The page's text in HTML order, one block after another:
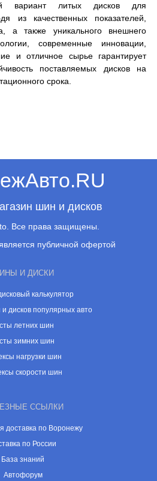
вариант литых дисков для
из качественных показателей,
а также уникального внешнего
современные инновации,
и отличное сырье гарантирует
поставляемых дисков на
срока.
шин и дисков
Все права защищены.
публичной офертой
И ДИСКИ
калькулятор
дисков популярных авто
летних шин
зимних шин
нагрузки шин
скорости шин
ССЫЛКИ
доставка по Воронежу
по России
База знаний
Автофорум